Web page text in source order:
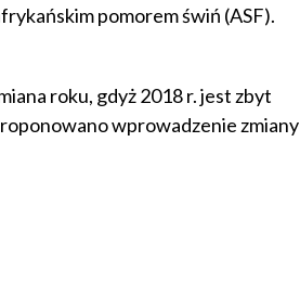
pomorem świń (ASF).
roku, gdyż 2018 r. jest zbyt
wprowadzenie zmiany